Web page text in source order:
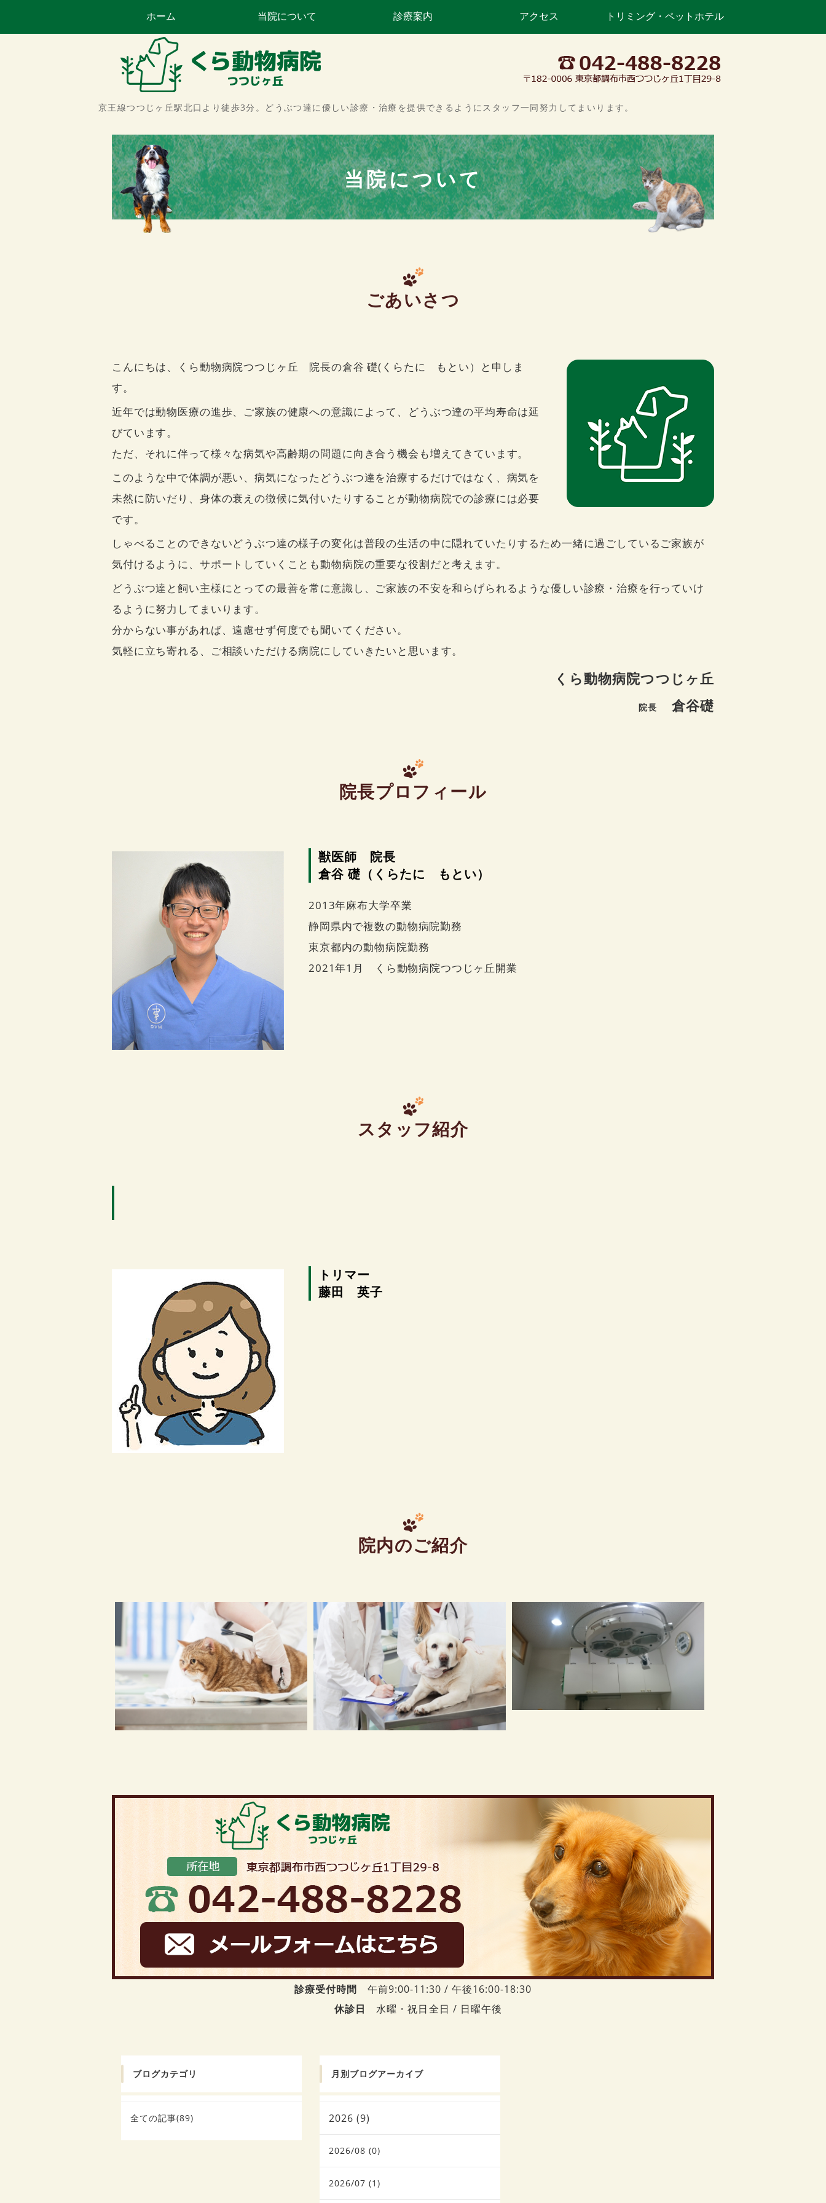
京王線つつじヶ丘駅北口より徒歩3分。どうぶつ達に優しい診療・治療を提供できるようにスタッフ一同努力してまいります。
ホーム 当院について 診療案内 アクセス トリミング・ペットホテル
当院について
ごあいさつ
こんにちは、くら動物病院つつじヶ丘 院長の倉谷 礎(くらたに もとい）と申しま
す。
近年では動物医療の進歩、ご家族の健康への意識によって、どうぶつ達の平均寿命は延
びています。
ただ、それに伴って様々な病気や高齢期の問題に向き合う機会も増えてきています。
このような中で体調が悪い、病気になったどうぶつ達を治療するだけではなく、病気を
未然に防いだり、身体の衰えの徴候に気付いたりすることが動物病院での診療には必要
です。
しゃべることのできないどうぶつ達の様子の変化は普段の生活の中に隠れていたりするため一緒に過ごしているご家族が
気付けるように、サポートしていくことも動物病院の重要な役割だと考えます。
どうぶつ達と飼い主様にとっての最善を常に意識し、ご家族の不安を和らげられるような優しい診療・治療を行っていけ
るように努力してまいります。
分からない事があれば、遠慮せず何度でも聞いてください。
気軽に立ち寄れる、ご相談いただける病院にしていきたいと思います。
くら動物病院つつじヶ丘
院長 倉谷礎
院長プロフィール
獣医師 院長
倉谷 礎（くらたに もとい）
2013年麻布大学卒業
静岡県内で複数の動物病院勤務
東京都内の動物病院勤務
2021年1月 くら動物病院つつじヶ丘開業
スタッフ紹介
トリマー
藤田 英子
院内のご紹介
診療受付時間 午前9:00-11:30 / 午後16:00-18:30
休診日
水曜・祝日全日 / 日曜午後
ブログカテゴリ
全ての記事(89)
月別ブログアーカイブ
2026 (9)
2026/08 (0)
2026/07 (1)